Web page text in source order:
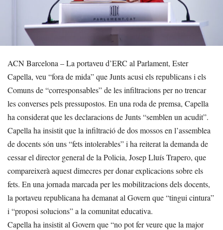
ACN Barcelona – La portaveu d’ERC al Parlament, Ester
Capella, veu “fora de mida” que Junts acusi els republicans i els
Comuns de “corresponsables” de les infiltracions per no trencar
les converses pels pressupostos. En una roda de premsa, Capella
ha considerat que les declaracions de Junts “semblen un acudit”.
Capella ha insistit que la infiltració de dos mossos en l’assemblea
de docents són uns “fets intolerables” i ha reiterat la demanda de
cessar el director general de la Policia, Josep Lluís Trapero, que
compareixerà aquest dimecres per donar explicacions sobre els
fets. En una jornada marcada per les mobilitzacions dels docents,
la portaveu republicana ha demanat al Govern que “tingui cintura”
i “proposi solucions” a la comunitat educativa.
Capella ha insistit al Govern que “no pot fer veure que la major